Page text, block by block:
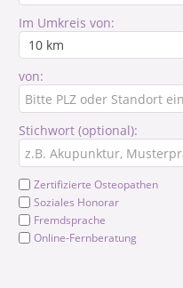
Im Umkreis von:
von:
Stichwort (optional):
Zertifizierte Osteopathen
Soziales Honorar
Fremdsprache
Online-Fernberatung